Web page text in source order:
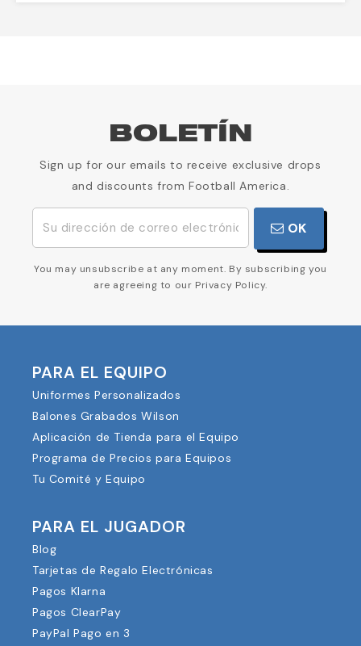
BOLETÍN
Sign up for our emails to receive exclusive drops
and discounts from Football America.
OK
You may unsubscribe at any moment. By subscribing you
are agreeing to our Privacy Policy.
PARA EL EQUIPO
Uniformes Personalizados
Balones Grabados Wilson
Aplicación de Tienda para el Equipo
Programa de Precios para Equipos
Tu Comité y Equipo
PARA EL JUGADOR
Blog
Tarjetas de Regalo Electrónicas
Pagos Klarna
Pagos ClearPay
PayPal Pago en 3